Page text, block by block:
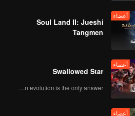
أعضاء
Soul Land II: Jueshi
Tangmen
أعضاء
Swallowed Star
Human evolution is the only answer.
أعضاء